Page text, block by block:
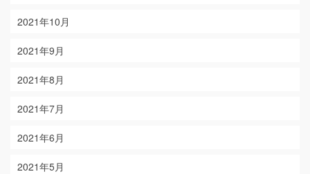
2021年10月
2021年9月
2021年8月
2021年7月
2021年6月
2021年5月